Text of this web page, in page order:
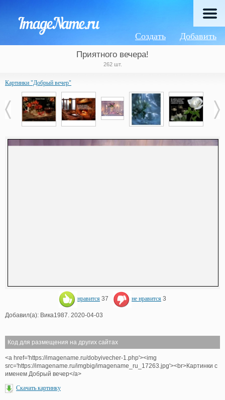
Добавить
Создать
Приятного вечера!
262 шт.
Картинки "Добрый вечер"
нравится 37 не нравится 3
Добавил(а): Вика1987. 2020-04-03
Код для размещения на других сайтах
<a href='https://imagename.ru/dobyivecher-1.php'><img
src='https://imagename.ru/imgbig/imagename_ru_17263.jpg'><br>Картинки с
именем Добрый вечер</a>
Скачать картинку